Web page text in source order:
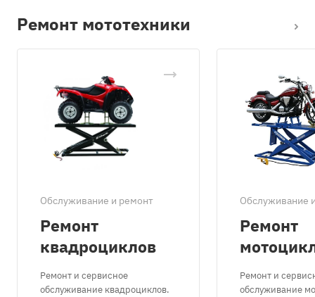
Ремонт мототехники
Обслуживание и ремонт
Ремонт
квадроциклов
Ремонт и сервисное
обслуживание квадроциклов.
Обслуживание
Ремонт
Ремонт и
обслуживание